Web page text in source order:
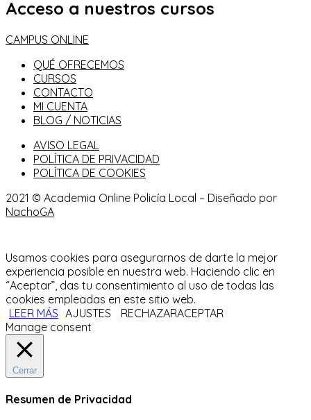
Acceso a nuestros cursos
CAMPUS ONLINE
QUÉ OFRECEMOS
CURSOS
CONTACTO
MI CUENTA
BLOG / NOTICIAS
AVISO LEGAL
POLÍTICA DE PRIVACIDAD
POLÍTICA DE COOKIES
2021 © Academia Online Policía Local – Diseñado por
NachoGA
Usamos cookies para asegurarnos de darte la mejor
experiencia posible en nuestra web. Haciendo clic en
“Aceptar”, das tu consentimiento al uso de todas las
cookies empleadas en este sitio web.
LEER MÁS AJUSTES RECHAZARACEPTAR
Manage consent
Cerrar
Resumen de Privacidad